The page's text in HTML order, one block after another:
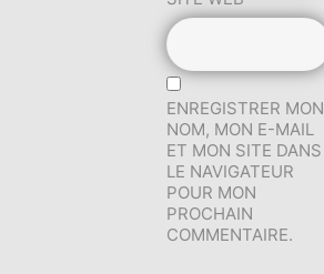
ENREGISTRER MON
NOM, MON E-MAIL
ET MON SITE DANS
LE NAVIGATEUR
POUR MON
PROCHAIN
COMMENTAIRE.